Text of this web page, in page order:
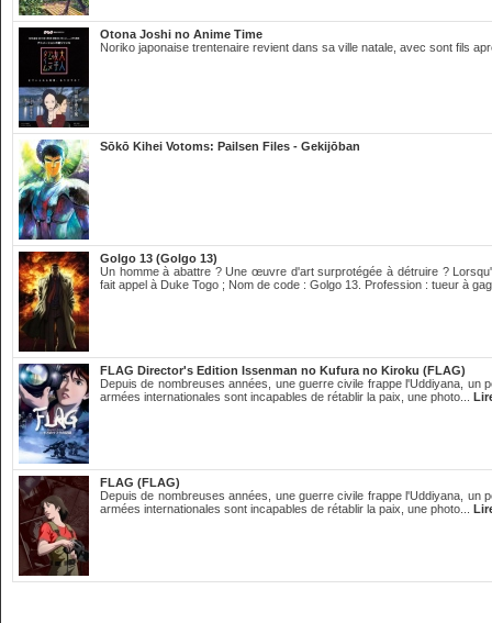
Otona Joshi no Anime Time
Noriko japonaise trentenaire revient dans sa ville natale, avec sont fils
Sōkō Kihei Votoms: Pailsen Files - Gekijōban
Golgo 13 (Golgo 13)
Un homme à abattre ? Une œuvre d'art surprotégée à détruire ?
fait appel à Duke Togo ; Nom de code : Golgo 13. Profession : tueur à
FLAG Director's Edition Issenman no Kufura no Kiroku (FLAG)
Depuis de nombreuses années, une guerre civile frappe l'Uddiyana, un
armées internationales sont incapables de rétablir la paix, une photo...
FLAG (FLAG)
Depuis de nombreuses années, une guerre civile frappe l'Uddiyana, un
armées internationales sont incapables de rétablir la paix, une photo...